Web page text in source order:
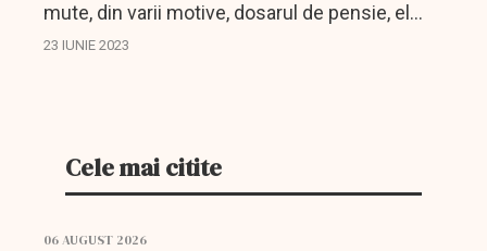
mute, din varii motive, dosarul de pensie, el
trebuie să repecte o procedură deloc dificilă.
23 IUNIE 2023
Cele mai citite
06 AUGUST 2026